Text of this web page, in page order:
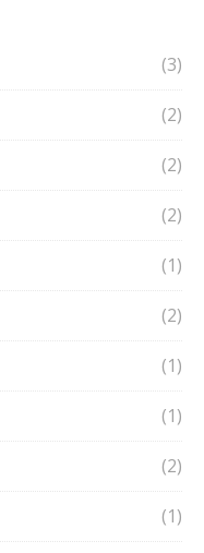
(3)
(2)
(2)
(2)
(1)
(2)
(1)
(1)
(2)
(1)